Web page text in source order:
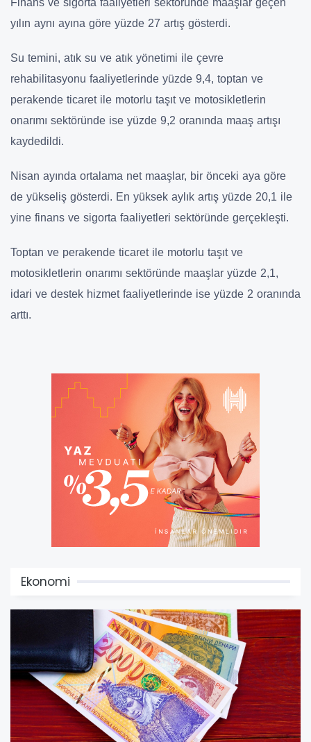
Finans ve sigorta faaliyetleri sektöründe maaşlar geçen
yılın aynı ayına göre yüzde 27 artış gösterdi.
Su temini, atık su ve atık yönetimi ile çevre
rehabilitasyonu faaliyetlerinde yüzde 9,4, toptan ve
perakende ticaret ile motorlu taşıt ve motosikletlerin
onarımı sektöründe ise yüzde 9,2 oranında maaş artışı
kaydedildi.
Nisan ayında ortalama net maaşlar, bir önceki aya göre
de yükseliş gösterdi. En yüksek aylık artış yüzde 20,1 ile
yine finans ve sigorta faaliyetleri sektöründe gerçekleşti.
Toptan ve perakende ticaret ile motorlu taşıt ve
motosikletlerin onarımı sektöründe maaşlar yüzde 2,1,
idari ve destek hizmet faaliyetlerinde ise yüzde 2 oranında
arttı.
Ekonomi